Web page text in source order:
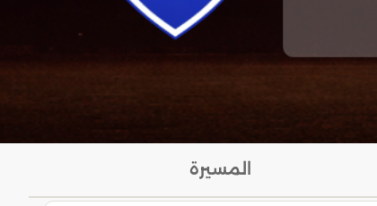
المسيرة